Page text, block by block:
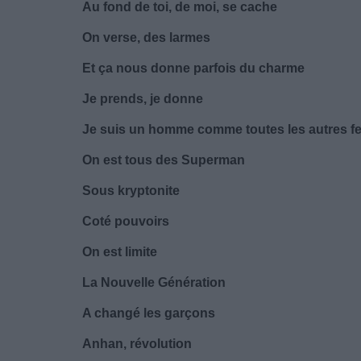
Au fond de toi, de moi, se cache
On verse, des larmes
Et ça nous donne parfois du charme
Je prends, je donne
Je suis un homme comme toutes les autres
On est tous des Superman
Sous kryptonite
Coté pouvoirs
On est limite
La Nouvelle Génération
A changé les garçons
Anhan, révolution